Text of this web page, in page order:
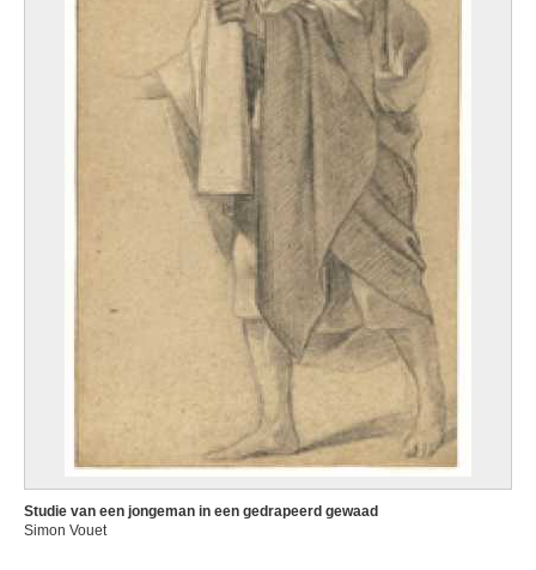
Studie van een jongeman in een gedrapeerd gewaad
Simon Vouet